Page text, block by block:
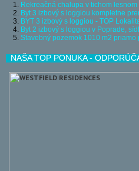
Rekreačná chalupa v tichom
Byt 3 izbový s loggiou kompletne
BYT 3 izbový s loggiou - TOP
Byt 2 izbový s loggiou v Poprade,
Stavebný pozemok 1010 m2
NAŠA TOP PONUKA -